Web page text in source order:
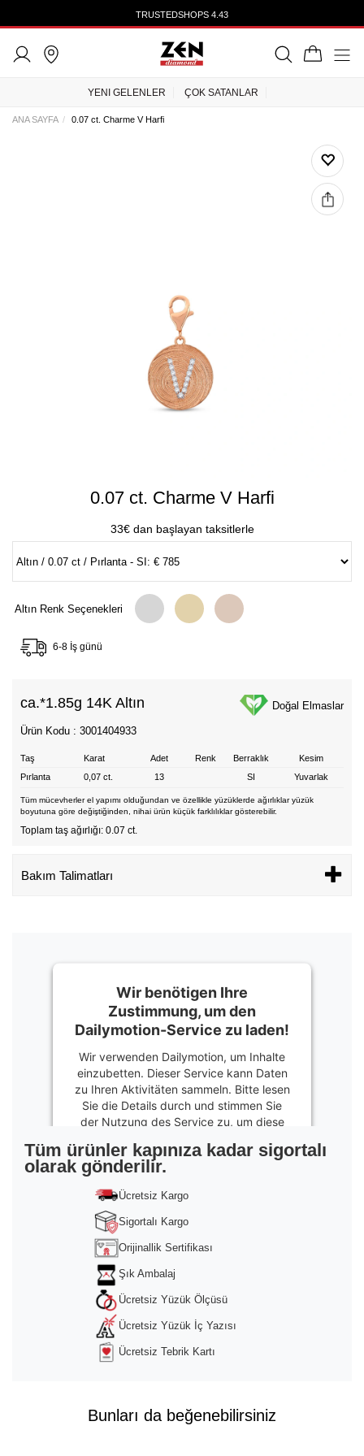
TRUSTEDSHOPS 4.43
YENI GELENLER ÇOK SATANLAR
ANA SAYFA 0.07 ct. Charme V Harfi
0.07 ct. Charme V Harfi
33€ dan başlayan taksitlerle
Altın Renk Seçenekleri
6-8 İş günü
ca.*1.85g 14K Altın Doğal Elmaslar
Ürün Kodu : 3001404933
Taş Karat Adet Renk Berraklık
Kesim
Pırlanta
0,07 ct. 13 SI Yuvarlak
Tüm mücevherler el yapımı olduğundan ve özellikle yüzüklerde ağırlıklar yüzük
boyutuna göre değiştiğinden, nihai ürün küçük farklılıklar gösterebilir.
Toplam taş ağırlığı: 0.07 ct.
Bakım Talimatları
Wir benötigen Ihre
Zustimmung, um den
Dailymotion-Service zu laden!
Wir verwenden Dailymotion, um Inhalte
einzubetten. Dieser Service kann Daten
zu Ihren Aktivitäten sammeln. Bitte lesen
Sie die Details durch und stimmen Sie
der Nutzung des Service zu, um diese
Mehr
Informationen
Akzeptieren
powered byUsercentrics Consent
Management Platform
Tüm ürünler kapınıza kadar sigortalı
olarak gönderilir.
Ücretsiz Kargo
Sigortalı Kargo
Orijinallik Sertifikası
Şık Ambalaj
Ücretsiz Yüzük Ölçüsü
Ücretsiz Yüzük İç Yazısı
Ücretsiz Tebrik Kartı
Bunları da beğenebilirsiniz